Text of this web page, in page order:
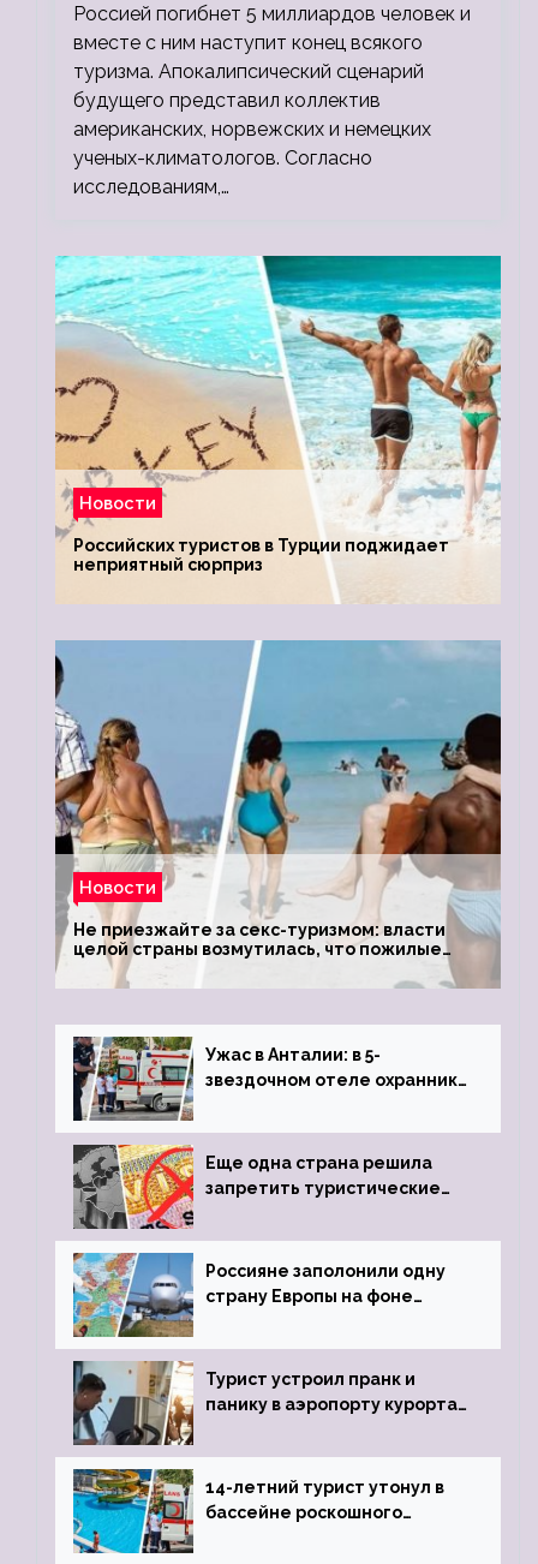
Россией погибнет 5 миллиардов человек и
вместе с ним наступит конец всякого
туризма. Апокалипсический сценарий
будущего представил коллектив
американских, норвежских и немецких
ученых-климатологов. Согласно
исследованиям,…
Новости
Российских туристов в Турции поджидает
неприятный сюрприз
Новости
Не приезжайте за секс-туризмом: власти
целой страны возмутилась, что пожилые
туристки массово едут к ним, чтобы
обзавестись молодыми любовниками
Ужас в Анталии: в 5-
звездочном отеле охранник
пистолета
Еще одна страна решила
запретить туристические
Россияне заполонили одну
страну Европы на фоне
виз
Турист устроил пранк и
панику в аэропорту курорта,
задержке рейса
14-летний турист утонул в
бассейне роскошного